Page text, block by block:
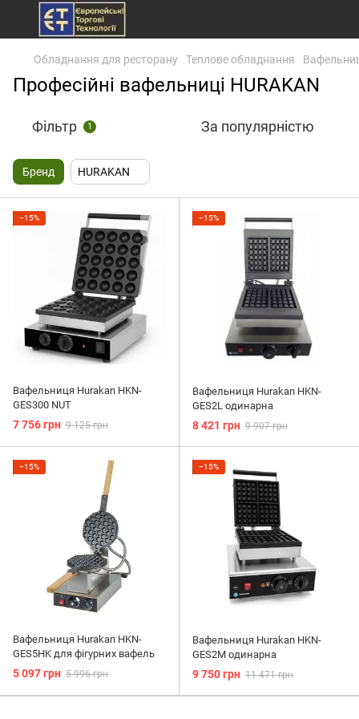
Обладнання для ресторану Теплове обладнання
Професійні вафельниці HURAKAN
Фільтр 1 За популярністю
Бренд HURAKAN
−15%
Вафельниця Hurakan HKN-
GES300 NUT
7 756 грн 9 125 грн
−15%
Вафельниця Hurakan HKN-
GES2L одинарна
8 421 грн 9 907 грн
−15%
Вафельниця Hurakan HKN-
GES5HK для фігурних вафель
5 097 грн 5 996 грн
−15%
Вафельниця Hurakan HKN-
GES2M одинарна
9 750 грн 11 471 грн